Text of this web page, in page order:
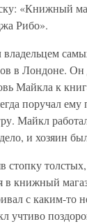
«Книжный
Рибо».
в Лондоне. Он
Майкла к
поручал ему
Майкл
и хозяин
стопку
в книжный
с каким-то
учтиво